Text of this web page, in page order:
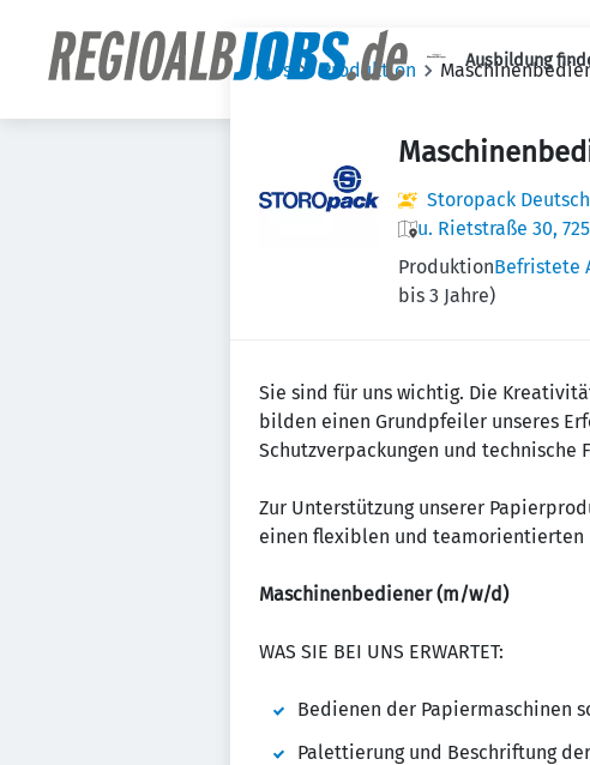
Ausbildung
Jobs Produktion
Storopack
u. Rietstraße 30,
ProduktionBefristete
bis 3 Jahre)
Sie sind für uns wichtig. Die
bilden einen Grundpfeiler unseres
Schutzverpackungen und
Zur Unterstützung unserer
einen flexiblen und teamorientierten
Maschinenbediener (m/w/d)
WAS SIE BEI UNS ERWARTET:
Bedienen der Papiermaschinen
Palettierung und Beschriftung